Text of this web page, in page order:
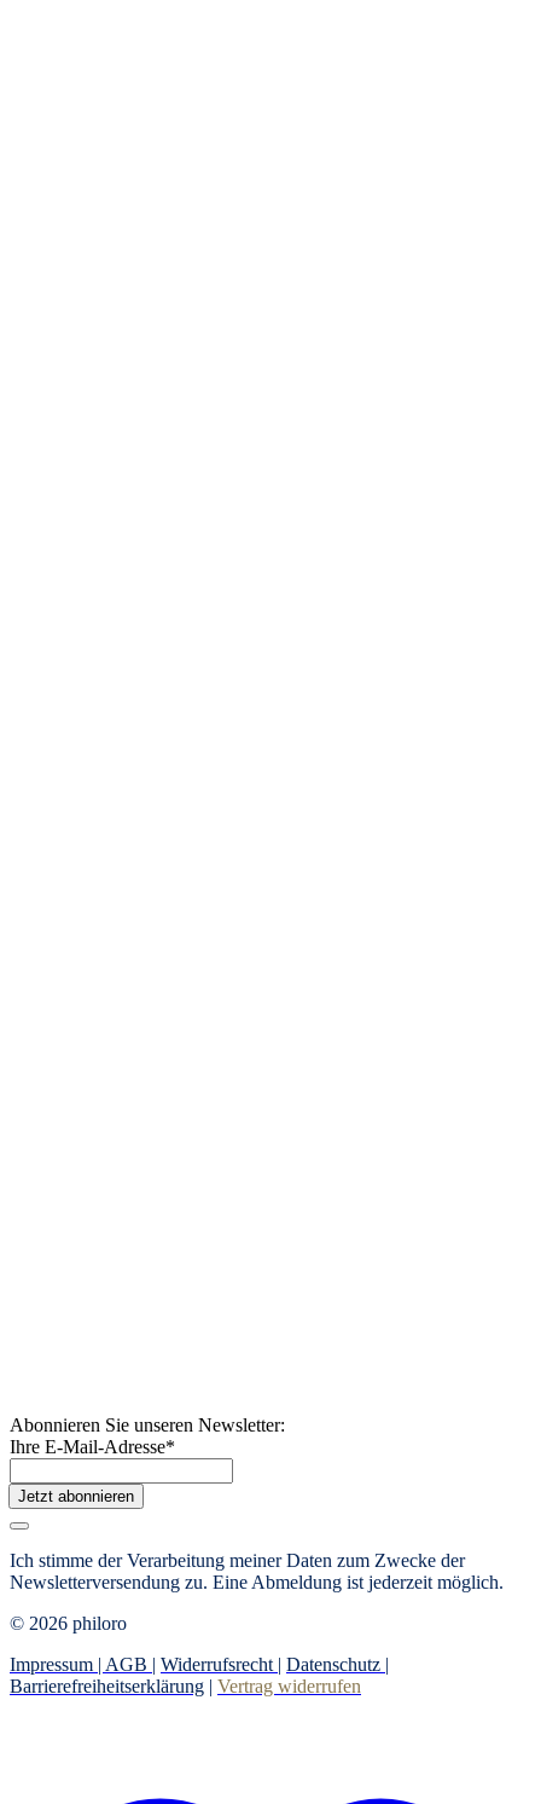
Abonnieren Sie unseren Newsletter:
Ihre E-Mail-Adresse*
Jetzt abonnieren
Ich stimme der Verarbeitung meiner Daten zum Zwecke der
Newsletterversendung zu. Eine Abmeldung ist jederzeit möglich.
© 2026 philoro
Impressum | AGB | Widerrufsrecht | Datenschutz |
Barrierefreiheitserklärung | Vertrag widerrufen